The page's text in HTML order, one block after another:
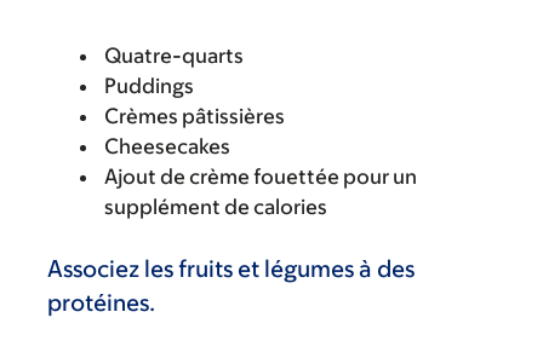
Quatre-quarts
Puddings
Crèmes pâtissières
Cheesecakes
Ajout de crème fouettée pour un
supplément de calories
Associez les fruits et légumes à des
protéines.